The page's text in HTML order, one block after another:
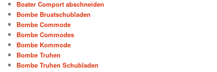
Boater Comport abschneiden
Bombe Brustschubladen
Bombe Commode
Bombe Commodes
Bombe Kommode
Bombe Truhen
Bombe Truhen Schubladen